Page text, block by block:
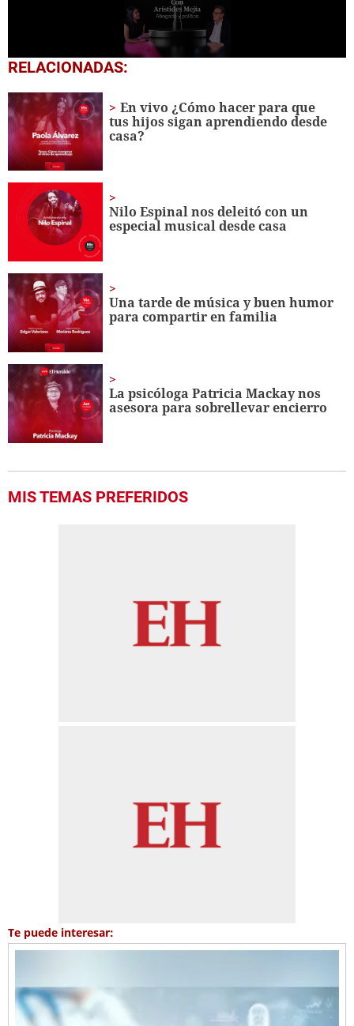
0
seconds
2
minutes,
22
seconds
RELACIONADAS:
En vivo ¿Cómo hacer para que
tus hijos sigan aprendiendo desde
casa?
Nilo Espinal nos deleitó con un
especial musical desde casa
Una tarde de música y buen humor
para compartir en familia
La psicóloga Patricia Mackay nos
asesora para sobrellevar encierro
MIS TEMAS PREFERIDOS
Te puede interesar: